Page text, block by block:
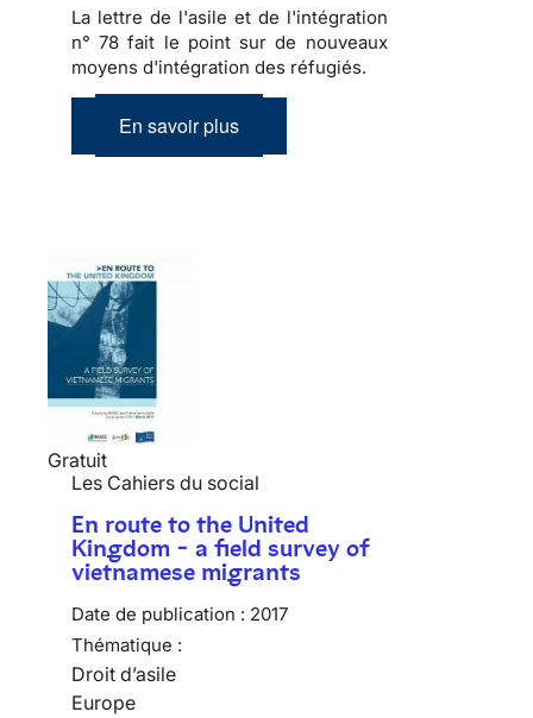
La lettre de l'asile et de l'intégration
n° 78 fait le point sur de nouveaux
moyens d'intégration des réfugiés.
En savoir plus
Gratuit
Les Cahiers du social
En route to the United
Kingdom - a field survey of
vietnamese migrants
Date de publication : 2017
Thématique :
Droit d’asile
Europe